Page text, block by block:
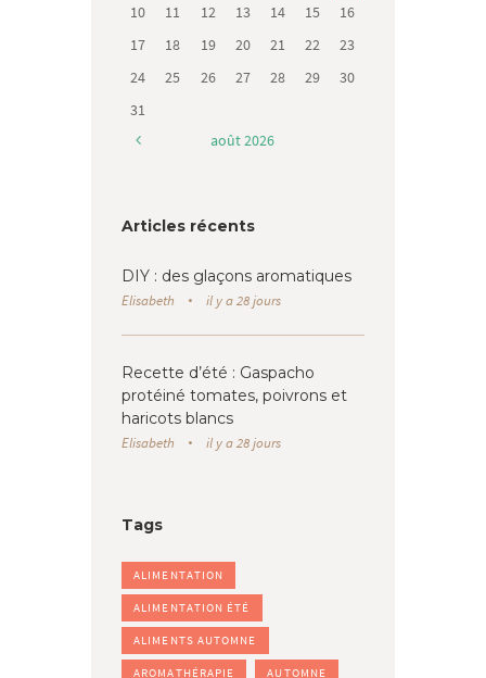
10
11 12 13 14 15
16
17
18 19 20 21 22
23
24
25 26 27 28 29
30
31
août2026
Articles récents
DIY : des glaçons aromatiques
Elisabeth il y a 28 jours
Recette d’été : Gaspacho
protéiné tomates, poivrons et
haricots blancs
Elisabeth il y a 28 jours
Tags
ALIMENTATION
ALIMENTATION ÉTÉ
ALIMENTS AUTOMNE
AROMATHÉRAPIE AUTOMNE